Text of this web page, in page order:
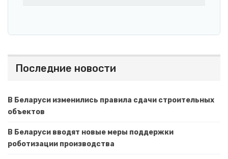
Последние новости
В Беларуси изменились правила сдачи строительных
объектов
В Беларуси вводят новые меры поддержки
роботизации производства